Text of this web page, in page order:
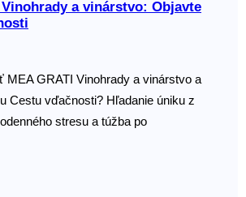
Vinohrady a vinárstvo: Objavte
MEA GRATI Vinohrady a vinárstvo a
Cestu vďačnosti? Hľadanie úniku z
stresu a túžba po